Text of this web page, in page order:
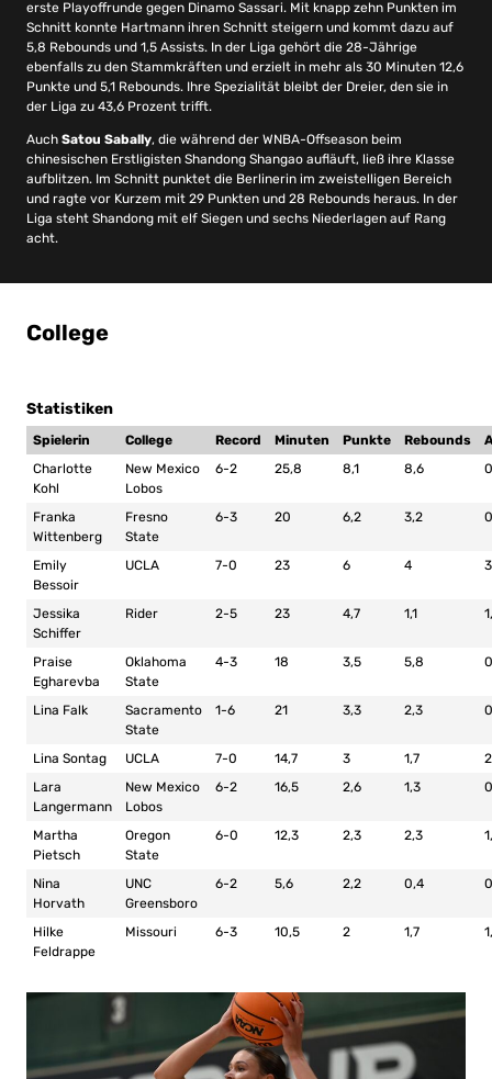
erste Playoffrunde gegen Dinamo Sassari. Mit knapp zehn Punkten im
Schnitt konnte Hartmann ihren Schnitt steigern und kommt dazu auf
5,8 Rebounds und 1,5 Assists. In der Liga gehört die 28-Jährige
ebenfalls zu den Stammkräften und erzielt in mehr als 30 Minuten 12,6
Punkte und 5,1 Rebounds. Ihre Spezialität bleibt der Dreier, den sie in
der Liga zu 43,6 Prozent trifft.
Auch Satou Sabally, die während der WNBA-Offseason beim
chinesischen Erstligisten Shandong Shangao aufläuft, ließ ihre Klasse
aufblitzen. Im Schnitt punktet die Berlinerin im zweistelligen Bereich
und ragte vor Kurzem mit 29 Punkten und 28 Rebounds heraus. In der
Liga steht Shandong mit elf Siegen und sechs Niederlagen auf Rang
acht.
College
Statistiken
Spielerin College Record Minuten Punkte Rebounds
Charlotte
Kohl
New Mexico
Lobos
6-2 25,8 8,1 8,6
Franka
Wittenberg
Fresno
State
6-3 20 6,2 3,2
Emily
Bessoir
UCLA 7-0 23 6 4 3
Jessika
Schiffer
Rider 2-5 23 4,7 1,1
Praise
Egharevba
Oklahoma
State
4-3 18 3,5 5,8 0
Lina Falk
Sacramento
State
1-6 21 3,3 2,3
Lina Sontag UCLA 7-0 14,7 3 1,7
2
Lara
Langermann
New Mexico
Lobos
6-2 16,5 2,6 1,3
Martha
Pietsch
Oregon
State
6-0 12,3 2,3 2,3
Nina
Horvath
UNC
Greensboro
6-2 5,6 2,2 0,4
Hilke
Feldrappe
Missouri 6-3 10,5 2 1,7